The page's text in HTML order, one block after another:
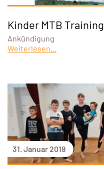
Kinder MTB Training
Ankündigung
Weiterlesen...
31. Januar 2019